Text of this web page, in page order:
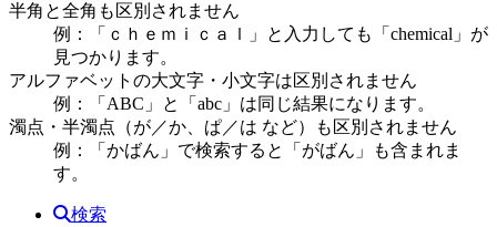
半角と全角も区別されません
例：「ｃｈｅｍｉｃａｌ」と入力しても「chemical」が
見つかります。
アルファベットの大文字・小文字は区別されません
例：「ABC」と「abc」は同じ結果になります。
濁点・半濁点（が／か、ぱ／は など）も区別されません
例：「かばん」で検索すると「がばん」も含まれま
す。
検索